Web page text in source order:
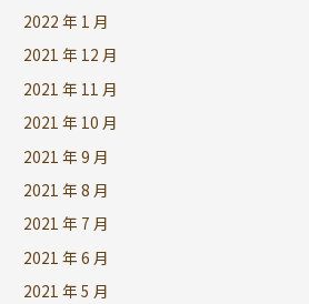
2022 年 1 月
2021 年 12 月
2021 年 11 月
2021 年 10 月
2021 年 9 月
2021 年 8 月
2021 年 7 月
2021 年 6 月
2021 年 5 月